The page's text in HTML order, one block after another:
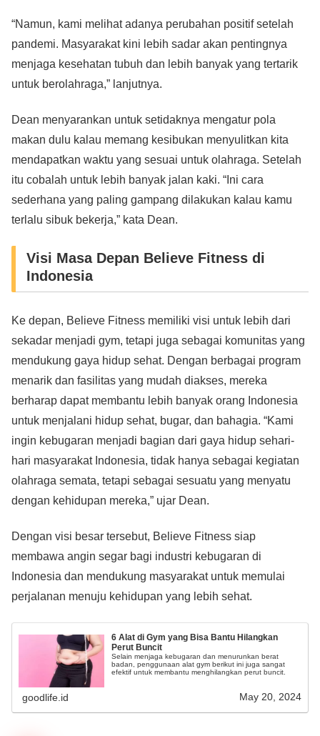
“Namun, kami melihat adanya perubahan positif setelah
pandemi. Masyarakat kini lebih sadar akan pentingnya
menjaga kesehatan tubuh dan lebih banyak yang tertarik
untuk berolahraga,” lanjutnya.
Dean menyarankan untuk setidaknya mengatur pola
makan dulu kalau memang kesibukan menyulitkan kita
mendapatkan waktu yang sesuai untuk olahraga. Setelah
itu cobalah untuk lebih banyak jalan kaki. “Ini cara
sederhana yang paling gampang dilakukan kalau kamu
terlalu sibuk bekerja,” kata Dean.
Visi Masa Depan Believe Fitness di
Indonesia
Ke depan, Believe Fitness memiliki visi untuk lebih dari
sekadar menjadi gym, tetapi juga sebagai komunitas yang
mendukung gaya hidup sehat. Dengan berbagai program
menarik dan fasilitas yang mudah diakses, mereka
berharap dapat membantu lebih banyak orang Indonesia
untuk menjalani hidup sehat, bugar, dan bahagia. “Kami
ingin kebugaran menjadi bagian dari gaya hidup sehari-
hari masyarakat Indonesia, tidak hanya sebagai kegiatan
olahraga semata, tetapi sebagai sesuatu yang menyatu
dengan kehidupan mereka,” ujar Dean.
Dengan visi besar tersebut, Believe Fitness siap
membawa angin segar bagi industri kebugaran di
Indonesia dan mendukung masyarakat untuk memulai
perjalanan menuju kehidupan yang lebih sehat.
6 Alat di Gym yang Bisa Bantu Hilangkan
Perut Buncit
Selain menjaga kebugaran dan menurunkan berat
badan, penggunaan alat gym berikut ini juga sangat
efektif untuk membantu menghilangkan perut buncit.
goodlife.id May 20, 2024